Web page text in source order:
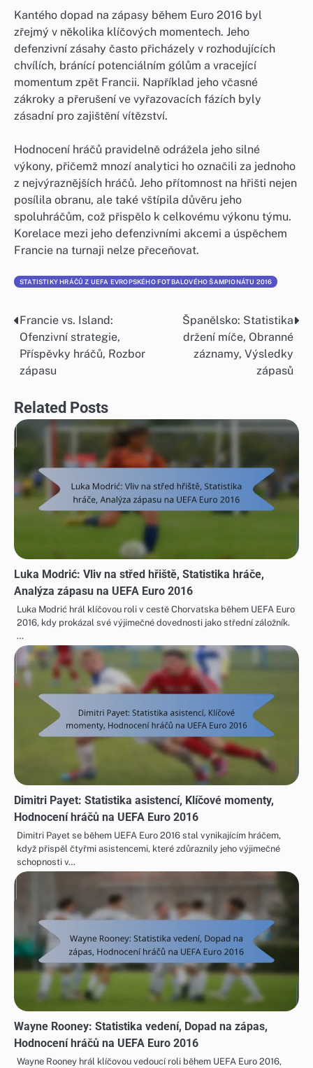
Kantého dopad na zápasy během Euro 2016 byl
zřejmý v několika klíčových momentech. Jeho
defenzivní zásahy často přicházely v rozhodujících
chvílích, bránící potenciálním gólům a vracející
momentum zpět Francii. Například jeho včasné
zákroky a přerušení ve vyřazovacích fázích byly
zásadní pro zajištění vítězství.
Hodnocení hráčů pravidelně odrážela jeho silné
výkony, přičemž mnozí analytici ho označili za jednoho
z nejvýraznějších hráčů. Jeho přítomnost na hřišti nejen
posílila obranu, ale také vštípila důvěru jeho
spoluhráčům, což přispělo k celkovému výkonu týmu.
Korelace mezi jeho defenzivními akcemi a úspěchem
Francie na turnaji nelze přeceňovat.
STATISTIKY HRÁČŮ Z UEFA EVROPSKÉHO FOTBALOVÉHO ŠAMPIONÁTU 2016
Post
navigation
Francie vs. Island:
Ofenzivní strategie,
Příspěvky hráčů, Rozbor
zápasu
Španělsko: Statistika
držení míče, Obranné
záznamy, Výsledky
zápasů
Related Posts
Luka Modrić: Vliv na střed hřiště, Statistika hráče,
Analýza zápasu na UEFA Euro 2016
Luka Modrić hrál klíčovou roli v cestě Chorvatska během UEFA Euro
2016, kdy prokázal své výjimečné dovednosti jako střední záložník.
…
Dimitri Payet: Statistika asistencí, Klíčové momenty,
Hodnocení hráčů na UEFA Euro 2016
Dimitri Payet se během UEFA Euro 2016 stal vynikajícím hráčem,
když přispěl čtyřmi asistencemi, které zdůraznily jeho výjimečné
schopnosti v…
Wayne Rooney: Statistika vedení, Dopad na zápas,
Hodnocení hráčů na UEFA Euro 2016
Wayne Rooney hrál klíčovou vedoucí roli během UEFA Euro 2016,